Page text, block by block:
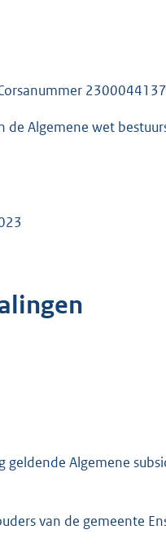
Algemene wet
Algemene
van de gemeente